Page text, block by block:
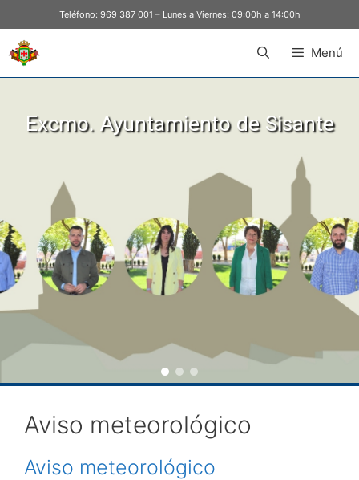
Teléfono: 969 387 001 – Lunes a Viernes: 09:00h a 14:00h
Menú
Excmo. Ayuntamiento de Sisante
Aviso meteorológico
Aviso meteorológico